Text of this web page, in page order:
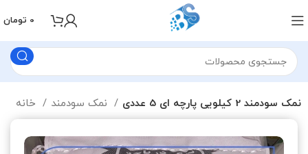
0 تومان
نمک سودمند 2 کیلویی پارچه ای 5 عددی